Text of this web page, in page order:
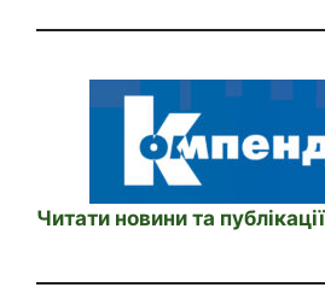
Читати новини та